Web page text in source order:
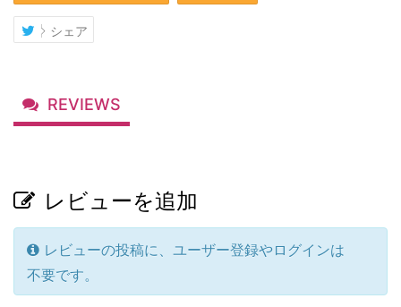
シェア
REVIEWS
レビューを追加
レビューの投稿に、ユーザー登録やログインは
不要です。